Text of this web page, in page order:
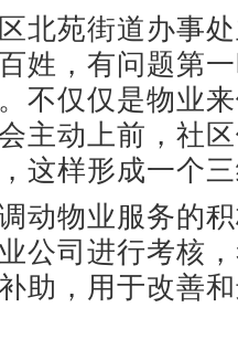
苑街道办事处
姓，有问题第
不仅仅是物业
主动上前，社
这样形成一个
物业服务的积
公司进行考核
助，用于改善